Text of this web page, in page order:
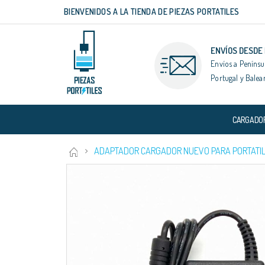
contenido
BIENVENIDOS A LA TIENDA DE PIEZAS PORTATILES
ENVÍOS
Envíos a
Portugal y
ADAPTADOR CARGADOR NUEVO PARA